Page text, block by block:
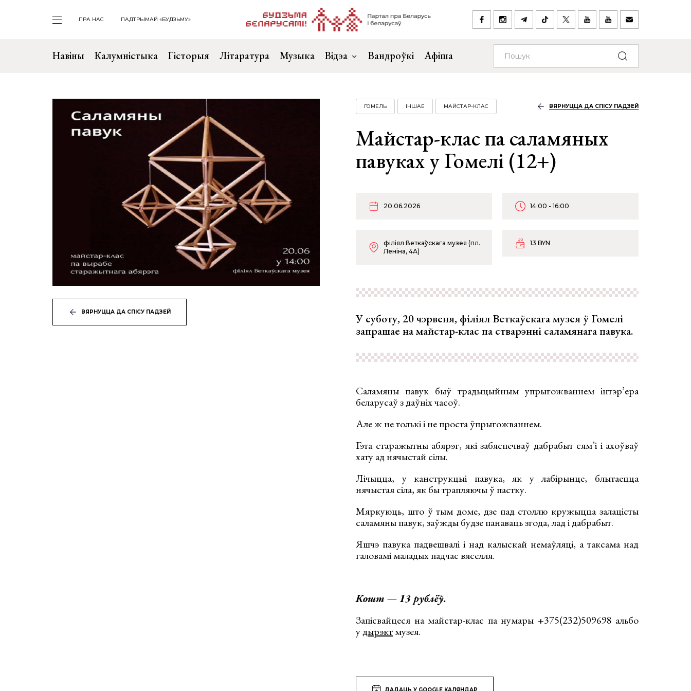
ПРА НАС ПАДТРЫМАЙ «БУДЗЬМУ»
Навіны Калумністыка Гісторыя Літаратура Музыка Відэа Вандроўкі Афіша
ВЯРНУЦЦА ДА СПІСУ ПАДЗЕЙ
ГОМЕЛЬ ІНШАЕ МАЙСТАР-КЛАС ВЯРНУЦЦА ДА СПІСУ ПАДЗЕЙ
Майстар-клас па саламяных
павуках у Гомелі (12+)
20.06.2026 14:00 - 16:00
філіял Веткаўскага музея (пл.
Леніна, 4А)
13 BYN
У суботу, 20 чэрвеня, філіял Веткаўскага музея ў Гомелі
запрашае на майстар-клас па стварэнні саламянага павука.
Саламяны павук быў традыцыйным упрыгожваннем інтэр’ера
беларусаў з даўніх часоў.
Але ж не толькі і не проста ўпрыгожваннем.
Гэта старажытны абярэг, які забяспечваў дабрабыт сям’і і ахоўваў
хату ад нячыстай сілы.
Лічыцца, у канструкцыі павука, як у лабірынце, блытаецца
нячыстая сіла, як бы трапляючы ў пастку.
Мяркуюць, што ў тым доме, дзе пад столлю кружыцца залацісты
саламяны павук, заўжды будзе панаваць згода, лад і дабрабыт.
Яшчэ павука падвешвалі і над калыскай немаўляці, а таксама над
галовамі маладых падчас вяселля.
Кошт — 13 рублёў.
Запісвайцеся на майстар-клас па нумары +375(232)509698 альбо
удырэктмузея.